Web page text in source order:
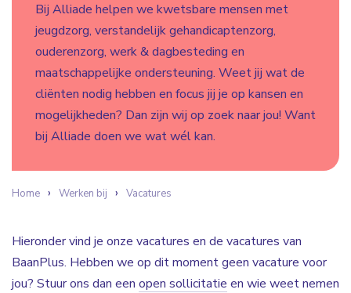
Bij Alliade helpen we kwetsbare mensen met
jeugdzorg, verstandelijk gehandicaptenzorg,
ouderenzorg, werk & dagbesteding en
maatschappelijke ondersteuning. Weet jij wat de
cliënten nodig hebben en focus jij je op kansen en
mogelijkheden? Dan zijn wij op zoek naar jou! Want
bij Alliade doen we wat wél kan.
Home Werken bij Vacatures
Hieronder vind je onze vacatures en de vacatures van
BaanPlus. Hebben we op dit moment geen vacature voor
jou? Stuur ons dan een open sollicitatie en wie weet nemen